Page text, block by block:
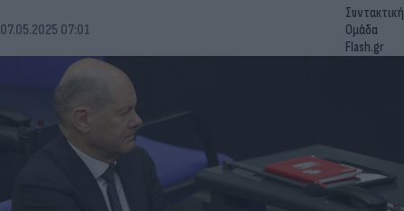
07.05.2025 07:01
Συντακτική
Ομάδα
Flash.gr